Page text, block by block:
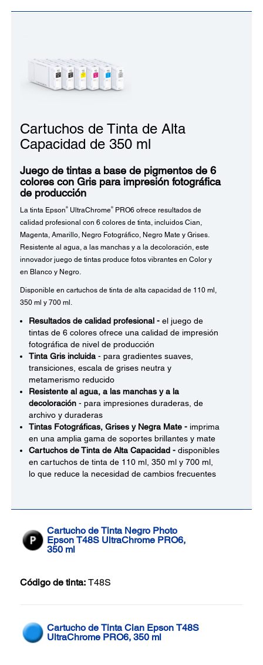
Cartuchos de Tinta de Alta
Capacidad de 350 ml
Juego de tintas a base de pigmentos de 6
colores con Gris para impresión fotográfica
de producción
La tinta Epson ® UltraChrome®
PRO6 ofrece resultados de
calidad profesional con 6 colores de tinta, incluidos Cian,
Magenta, Amarillo, Negro Fotográfico, Negro Mate y Grises.
Resistente al agua, a las manchas y a la decoloración, este
innovador juego de tintas produce fotos vibrantes en Color y
en Blanco y Negro.
Disponible en cartuchos de tinta de alta capacidad de 110 ml,
350 ml y 700 ml.
Resultados de calidad profesional - el juego de
tintas de 6 colores ofrece una calidad de impresión
fotográfica de nivel de producción
Tinta Gris incluida - para gradientes suaves,
transiciones, escala de grises neutra y
metamerismo reducido
Resistente al agua, a las manchas y a la
decoloración - para impresiones duraderas, de
archivo y duraderas
Tintas Fotográficas, Grises y Negra Mate - imprima
en una amplia gama de soportes brillantes y mate
Cartuchos de Tinta de Alta Capacidad - disponibles
en cartuchos de tinta de 110 ml, 350 ml y 700 ml,
lo que reduce la necesidad de cambios frecuentes
Cartucho de Tinta Negro Photo
Epson T48S UltraChrome PRO6,
350 ml
Código de tinta: T48S
Cartucho de Tinta Cian Epson T48S
UltraChrome PRO6, 350 ml